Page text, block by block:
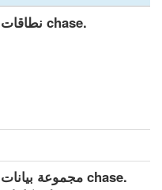
.chase نطاقات
.chase مجموعة بيانات